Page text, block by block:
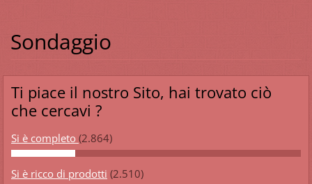
Sondaggio
Ti piace il nostro Sito, hai trovato ciò
che cercavi ?
Si è completo (2.864)
Si è ricco di prodotti (2.510)